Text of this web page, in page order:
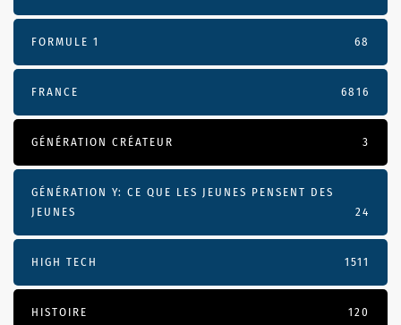
FORMULE 1 68
FRANCE 6816
GÉNÉRATION CRÉATEUR 3
GÉNÉRATION Y: CE QUE LES JEUNES PENSENT DES
JEUNES
24
HIGH TECH 1511
HISTOIRE 120